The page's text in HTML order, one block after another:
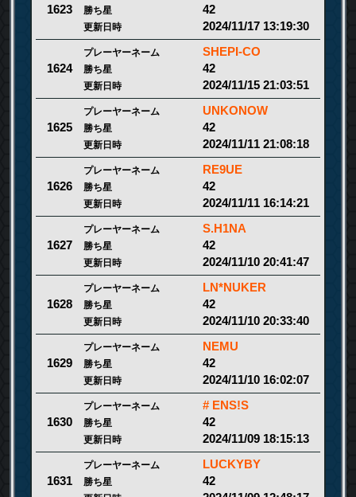
1623 勝ち星 42
更新日時 2024/11/17 13:19:30
1624
プレーヤーネーム SHEPI-CO
勝ち星 42
更新日時 2024/11/15 21:03:51
1625
プレーヤーネーム UNKONOW
勝ち星 42
更新日時 2024/11/11 21:08:18
1626
プレーヤーネーム RE9UE
勝ち星 42
更新日時 2024/11/11 16:14:21
1627
プレーヤーネーム S.H1NA
勝ち星 42
更新日時 2024/11/10 20:41:47
1628
プレーヤーネーム LN*NUKER
勝ち星 42
更新日時 2024/11/10 20:33:40
1629
プレーヤーネーム NEMU
勝ち星 42
更新日時 2024/11/10 16:02:07
1630
プレーヤーネーム # ENS!S
勝ち星 42
更新日時 2024/11/09 18:15:13
1631
プレーヤーネーム LUCKYBY
勝ち星 42